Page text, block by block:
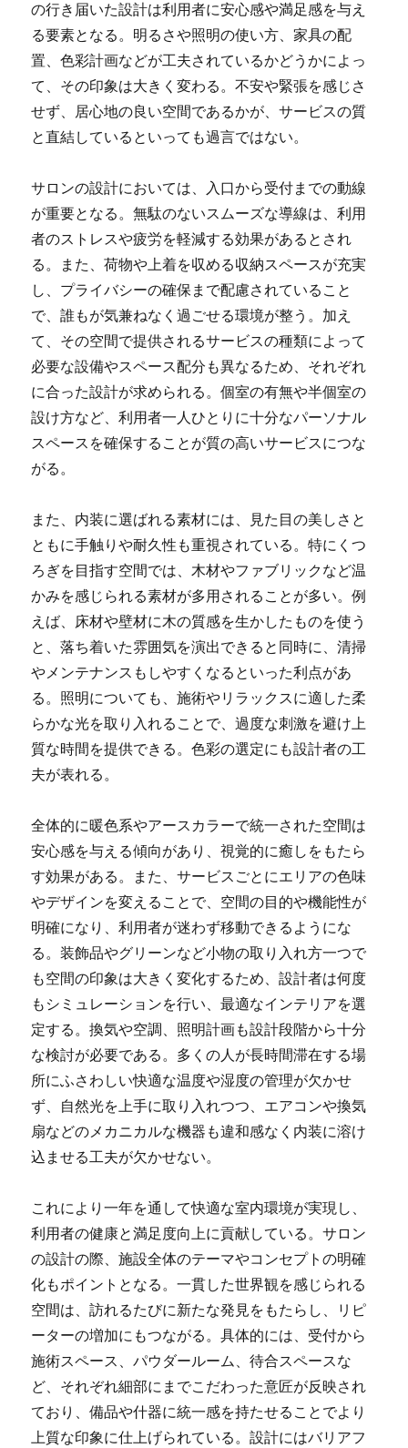
の行き届いた設計は利用者に安心感や満足感を与え
る要素となる。明るさや照明の使い方、家具の配
置、色彩計画などが工夫されているかどうかによっ
て、その印象は大きく変わる。不安や緊張を感じさ
せず、居心地の良い空間であるかが、サービスの質
と直結しているといっても過言ではない。
サロンの設計においては、入口から受付までの動線
が重要となる。無駄のないスムーズな導線は、利用
者のストレスや疲労を軽減する効果があるとされ
る。また、荷物や上着を収める収納スペースが充実
し、プライバシーの確保まで配慮されていること
で、誰もが気兼ねなく過ごせる環境が整う。加え
て、その空間で提供されるサービスの種類によって
必要な設備やスペース配分も異なるため、それぞれ
に合った設計が求められる。個室の有無や半個室の
設け方など、利用者一人ひとりに十分なパーソナル
スペースを確保することが質の高いサービスにつな
がる。
また、内装に選ばれる素材には、見た目の美しさと
ともに手触りや耐久性も重視されている。特にくつ
ろぎを目指す空間では、木材やファブリックなど温
かみを感じられる素材が多用されることが多い。例
えば、床材や壁材に木の質感を生かしたものを使う
と、落ち着いた雰囲気を演出できると同時に、清掃
やメンテナンスもしやすくなるといった利点があ
る。照明についても、施術やリラックスに適した柔
らかな光を取り入れることで、過度な刺激を避け上
質な時間を提供できる。色彩の選定にも設計者の工
夫が表れる。
全体的に暖色系やアースカラーで統一された空間は
安心感を与える傾向があり、視覚的に癒しをもたら
す効果がある。また、サービスごとにエリアの色味
やデザインを変えることで、空間の目的や機能性が
明確になり、利用者が迷わず移動できるようにな
る。装飾品やグリーンなど小物の取り入れ方一つで
も空間の印象は大きく変化するため、設計者は何度
もシミュレーションを行い、最適なインテリアを選
定する。換気や空調、照明計画も設計段階から十分
な検討が必要である。多くの人が長時間滞在する場
所にふさわしい快適な温度や湿度の管理が欠かせ
ず、自然光を上手に取り入れつつ、エアコンや換気
扇などのメカニカルな機器も違和感なく内装に溶け
込ませる工夫が欠かせない。
これにより一年を通して快適な室内環境が実現し、
利用者の健康と満足度向上に貢献している。サロン
の設計の際、施設全体のテーマやコンセプトの明確
化もポイントとなる。一貫した世界観を感じられる
空間は、訪れるたびに新たな発見をもたらし、リピ
ーターの増加にもつながる。具体的には、受付から
施術スペース、パウダールーム、待合スペースな
ど、それぞれ細部にまでこだわった意匠が反映され
ており、備品や什器に統一感を持たせることでより
上質な印象に仕上げられている。設計にはバリアフ